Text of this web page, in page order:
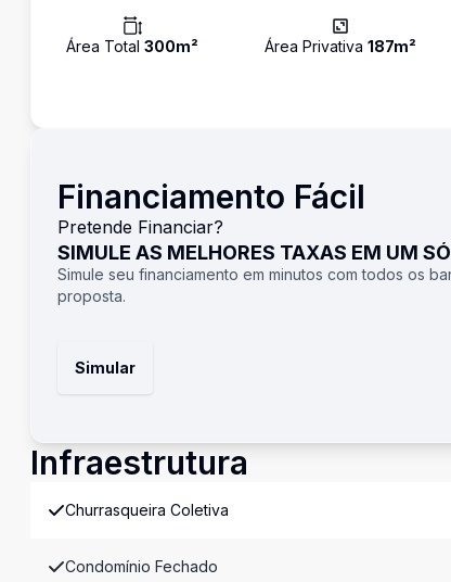
Área Total 300m² Área Privativa 187m²
Financiamento Fácil
Pretende Financiar?
SIMULE AS MELHORES TAXAS EM UM
Simule seu financiamento em minutos com todos os
proposta.
Simular
Infraestrutura
Churrasqueira Coletiva
Condomínio Fechado